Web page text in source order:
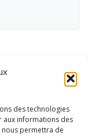
des technologies
aux informations des
nous permettra de